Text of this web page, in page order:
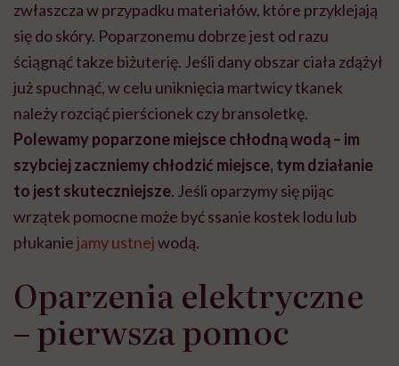
zwłaszcza w przypadku materiałów, które przyklejają
się do skóry. Poparzonemu dobrze jest od razu
ściągnąć takze biżuterię. Jeśli dany obszar ciała zdążył
już spuchnąć, w celu uniknięcia martwicy tkanek
należy rozciąć pierścionek czy bransoletkę.
Polewamy poparzone miejsce chłodną wodą – im
szybciej zaczniemy chłodzić miejsce, tym działanie
to jest skuteczniejsze. Jeśli oparzymy się pijąc
wrzątek pomocne może być ssanie kostek lodu lub
płukaniejamy ustnejwodą.
Oparzenia elektryczne
– pierwsza pomoc